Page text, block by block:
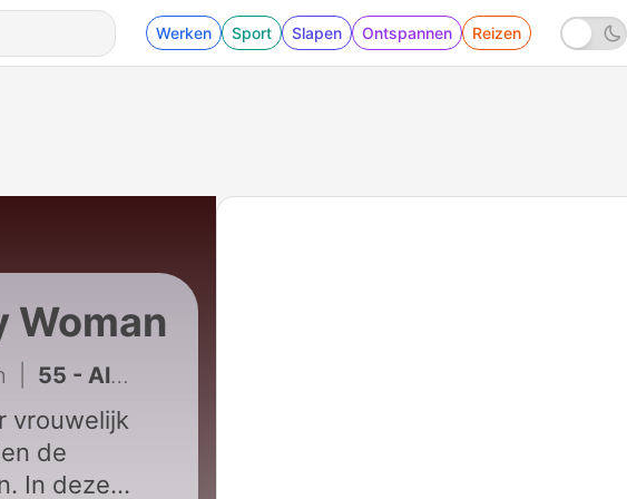
Werken Sport Slapen Ontspannen Reizen
Woman
55 - Als wij onze stem niet gebruiken voor de kinderen, wie dan wel? met Kim Feenstra (Deel 2)
vrouwelijk
de
In deze